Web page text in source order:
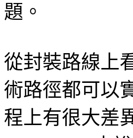
題。
從封裝路線上
術路徑都可以
程上有很大差